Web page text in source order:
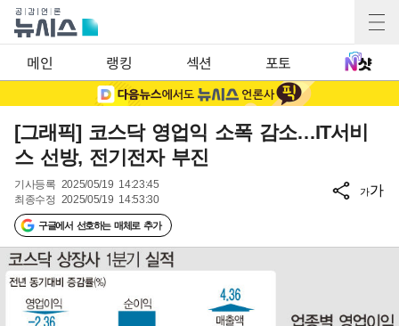
메인 랭킹 섹션 포토
[그래픽] 코스닥 영업익 소폭 감소…IT서비
스 선방, 전기전자 부진
기사등록 2025/05/19 14:23:45
최종수정 2025/05/19 14:53:30
구글에서 선호하는 매체로 추가
가가